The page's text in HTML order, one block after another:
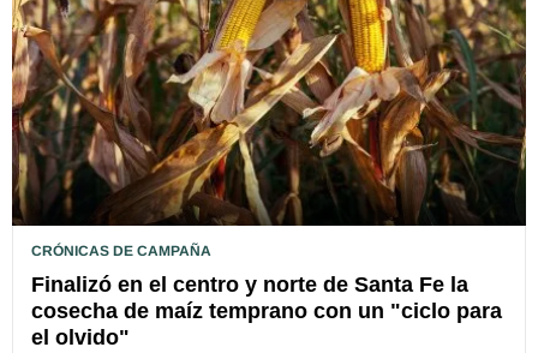
CRÓNICAS DE CAMPAÑA
Finalizó en el centro y norte de Santa Fe la
cosecha de maíz temprano con un "ciclo para
el olvido"